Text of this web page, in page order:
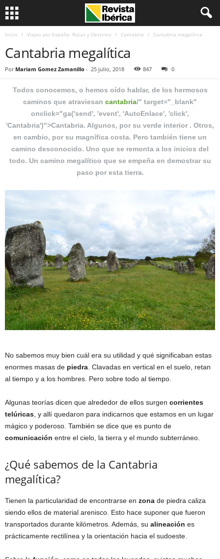
Inicio Viajes por España: Rutas y Destinos Cantabria Cantabria megalítica
Cantabria megalítica
Por Mariam Gomez Zamanillo - 25 julio, 2018 847 0
Todos conocemos, o hemos oído hablar, de los hermosos
caminos que atraviesan cantabria/" target="_blank"
onclick="ga('send', 'event', 'AutoEnlace', 'click',
'Cantabria')">Cantabria. Algunos, por su verde interior . Otros,
en cambio, por su magnífica costa. Pero también tiene un
camino desconocido. Uno que se remonta a los inicios del
todo. Un camino megalítico que se empeña en demostrar su
paso por esta tierra.
No sabemos muy bien cuál era su utilidad y qué significaban estas
enormes masas de piedra . Clavadas en vertical en el suelo, retan
al tiempo y a los hombres. Pero sobre todo al tiempo.
Algunas teorías dicen que alrededor de ellos surgen corrientes
telúricas , y allí quedaron para indicarnos que estamos en un lugar
mágico y poderoso. También se dice que es punto de
comunicación entre el cielo, la tierra y el mundo subterráneo.
¿Qué sabemos de la Cantabria
megalítica?
Tienen la particularidad de encontrarse en zona de piedra caliza
siendo ellos de material arenisco. Esto hace suponer que fueron
transportados durante kilómetros. Además, su alineación es
prácticamente rectilínea y la orientación hacia el sudoeste.